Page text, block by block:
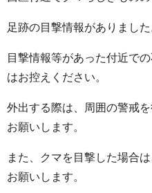
足跡の目撃情報がありました
目撃情報等があった付近で
はお控えください。
外出する際は、周囲の警戒
お願いします。
また、クマを目撃した場合
お願いします。